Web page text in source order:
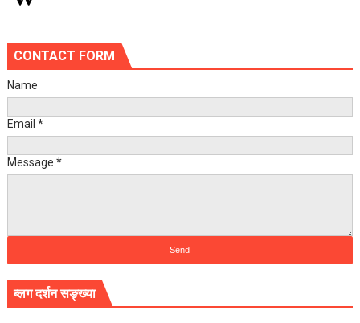
CONTACT FORM
Name
Email *
Message *
ब्लग दर्शन सङ्ख्या